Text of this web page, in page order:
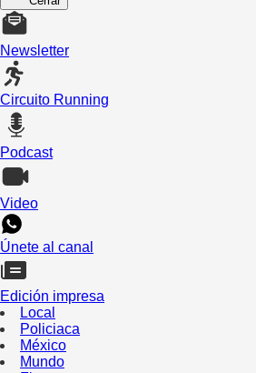
Newsletter
Circuito Running
Podcast
Video
Únete al canal
Edición impresa
Local
Policiaca
México
Mundo